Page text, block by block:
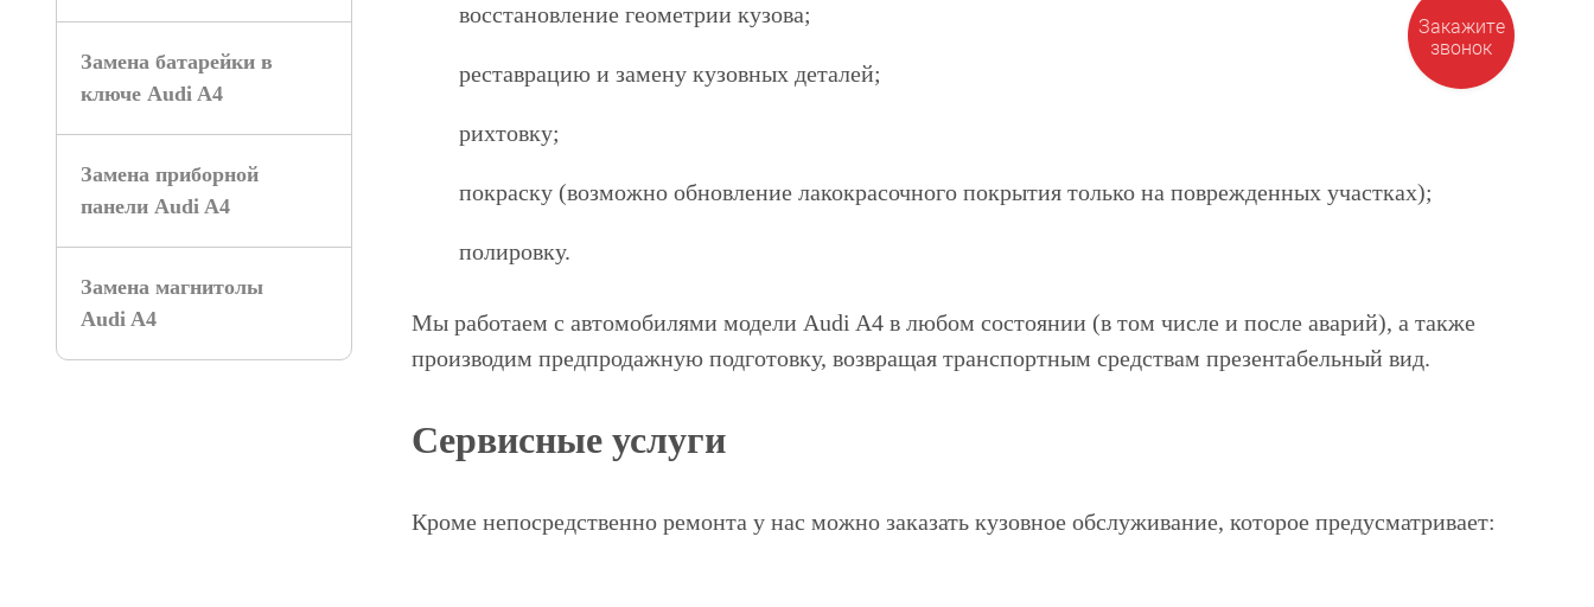
Замена батарейки в
ключе Audi A4
Замена приборной
панели Audi A4
Замена магнитолы
Audi A4
восстановление геометрии кузова;
реставрацию и замену кузовных деталей;
рихтовку;
покраску (возможно обновление лакокрасочного покрытия только на поврежденных участках);
полировку.
Мы работаем с автомобилями модели Audi A4 в любом состоянии (в том числе и после аварий), а также
производим предпродажную подготовку, возвращая транспортным средствам презентабельный вид.
Сервисные услуги
Кроме непосредственно ремонта у нас можно заказать кузовное обслуживание, которое предусматривает:
Закажите
звонок